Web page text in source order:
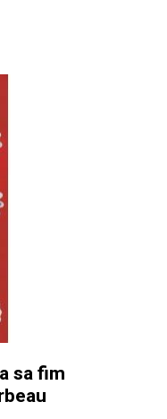
sa fim